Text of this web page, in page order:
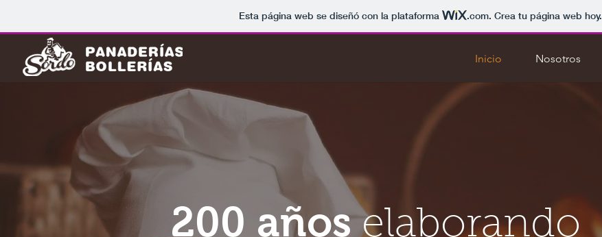
Esta página web se diseñó con la plataforma .com. Crea tu página web hoy.
Inicio Nosotros
200 añoselaborando